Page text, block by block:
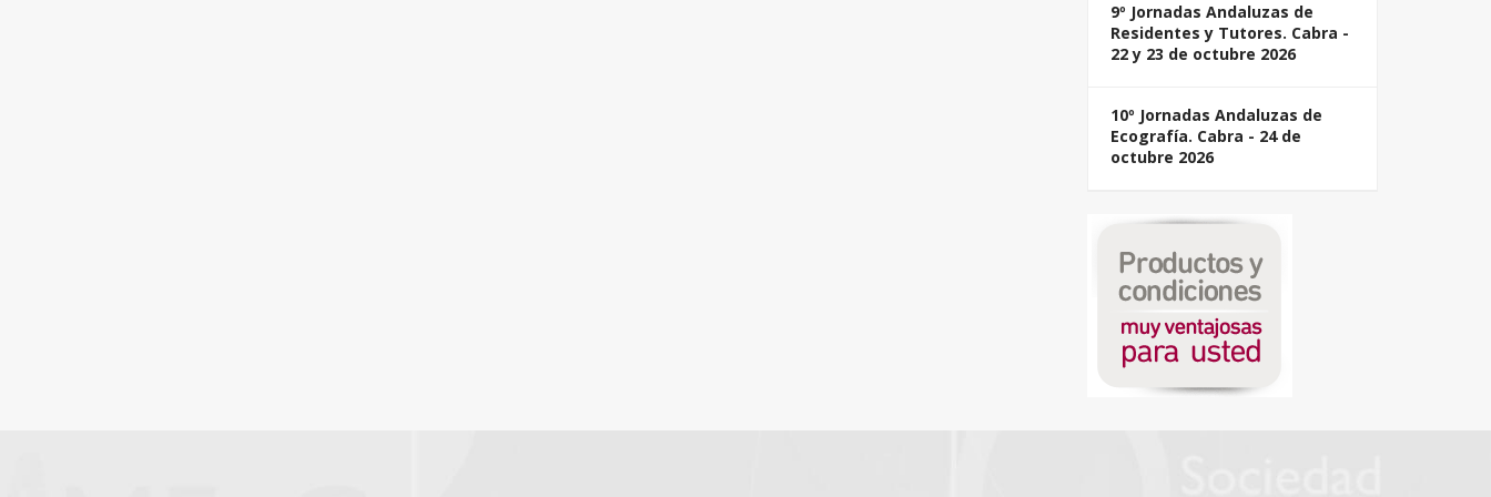
9º Jornadas Andaluzas de
Residentes y Tutores. Cabra -
22 y 23 de octubre 2026
10º Jornadas Andaluzas de
Ecografía. Cabra - 24 de
octubre 2026